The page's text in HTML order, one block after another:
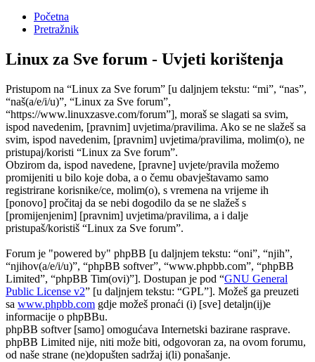
Početna
Pretražnik
Linux za Sve forum - Uvjeti korištenja
Pristupom na “Linux za Sve forum” [u daljnjem tekstu: “mi”, “nas”,
“naš(a/e/i/u)”, “Linux za Sve forum”,
“https://www.linuxzasve.com/forum”], moraš se slagati sa svim,
ispod navedenim, [pravnim] uvjetima/pravilima. Ako se ne slažeš sa
svim, ispod navedenim, [pravnim] uvjetima/pravilima, molim(o), ne
pristupaj/koristi “Linux za Sve forum”.
Obzirom da, ispod navedene, [pravne] uvjete/pravila možemo
promijeniti u bilo koje doba, a o čemu obavještavamo samo
registrirane korisnike/ce, molim(o), s vremena na vrijeme ih
[ponovo] pročitaj da se nebi dogodilo da se ne slažeš s
[promijenjenim] [pravnim] uvjetima/pravilima, a i dalje
pristupaš/koristiš “Linux za Sve forum”.
Forum je "powered by" phpBB [u daljnjem tekstu: “oni”, “njih”,
“njihov(a/e/i/u)”, “phpBB softver”, “www.phpbb.com”, “phpBB
Limited”, “phpBB Tim(ovi)”]. Dostupan je pod “GNU General
Public License v2” [u daljnjem tekstu: “GPL”]. Možeš ga preuzeti
sa www.phpbb.com gdje možeš pronaći (i) [sve] detaljn(ij)e
informacije o phpBBu.
phpBB softver [samo] omogućava Internetski bazirane rasprave.
phpBB Limited nije, niti može biti, odgovoran za, na ovom forumu,
od naše strane (ne)dopušten sadržaj i(li) ponašanje.